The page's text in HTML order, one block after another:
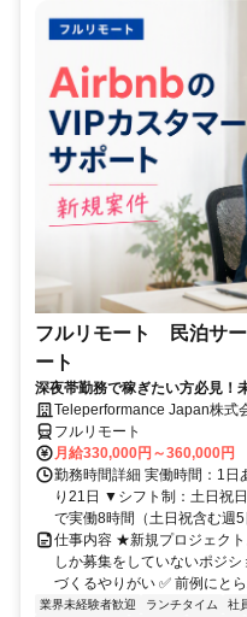
フルリモート 民泊サ
ート
深夜帯勤務で稼ぎたい方必見！
Teleperformance Japan株式
フルリモート
月給330,000円～360,000円
勤務時間詳細 実働時間：1日
り21日 ▼シフト制：土日祝
で実働8時間（土日祝含む週
仕事内容 ★新規プロジェク
しか募集をしていないポジ
づくるやりがい ✅ 前例にと
業界未経験者歓迎 ランチタイム 社